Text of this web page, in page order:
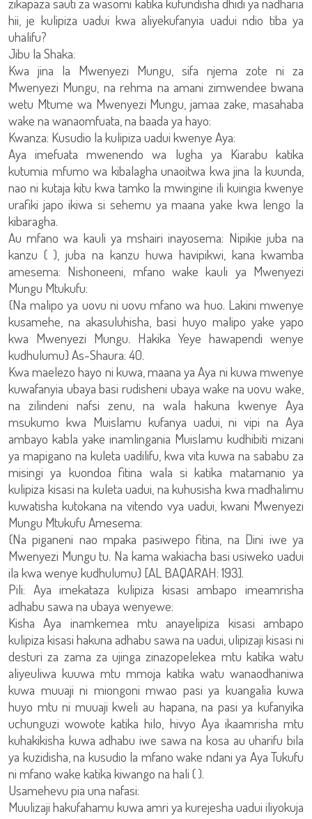
hii, je kulipiza uadui kwa aliyekufanyia uadui ndio tiba ya
uhalifu?
Jibu la Shaka:
Kwa jina la Mwenyezi Mungu, sifa njema zote ni za
Mwenyezi Mungu, na rehma na amani zimwendee bwana
wetu Mtume wa Mwenyezi Mungu, jamaa zake, masahaba
wake na wanaomfuata, na baada ya hayo:
Kwanza: Kusudio la kulipiza uadui kwenye Aya:
Aya imefuata mwenendo wa lugha ya Kiarabu katika
kutumia mfumo wa kibalagha unaoitwa kwa jina la kuunda,
nao ni kutaja kitu kwa tamko la mwingine ili kuingia kwenye
urafiki japo ikiwa si sehemu ya maana yake kwa lengo la
kibaragha.
Au mfano wa kauli ya mshairi inayosema: Nipikie juba na
kanzu ( ), juba na kanzu huwa havipikwi, kana kwamba
amesema: Nishoneeni, mfano wake kauli ya Mwenyezi
Mungu Mtukufu:
{Na malipo ya uovu ni uovu mfano wa huo. Lakini mwenye
kusamehe, na akasuluhisha, basi huyo malipo yake yapo
kwa Mwenyezi Mungu. Hakika Yeye hawapendi wenye
kudhulumu} As-Shaura: 40.
Kwa maelezo hayo ni kuwa, maana ya Aya ni kuwa mwenye
kuwafanyia ubaya basi rudisheni ubaya wake na uovu wake,
na zilindeni nafsi zenu, na wala hakuna kwenye Aya
msukumo kwa Muislamu kufanya uadui, ni vipi na Aya
ambayo kabla yake inamlingania Muislamu kudhibiti mizani
ya mapigano na kuleta uadilifu, kwa vita kuwa na sababu za
misingi ya kuondoa fitina wala si katika matamanio ya
kulipiza kisasi na kuleta uadui, na kuhusisha kwa madhalimu
kuwatisha kutokana na vitendo vya uadui, kwani Mwenyezi
Mungu Mtukufu Amesema:
{Na piganeni nao mpaka pasiwepo fitina, na Dini iwe ya
Mwenyezi Mungu tu. Na kama wakiacha basi usiweko uadui
ila kwa wenye kudhulumu} [AL BAQARAH: 193].
Pili: Aya imekataza kulipiza kisasi ambapo imeamrisha
adhabu sawa na ubaya wenyewe:
Kisha Aya inamkemea mtu anayelipiza kisasi ambapo
kulipiza kisasi hakuna adhabu sawa na uadui, ulipizaji kisasi ni
desturi za zama za ujinga zinazopelekea mtu katika watu
aliyeuliwa kuuwa mtu mmoja katika watu wanaodhaniwa
kuwa muuaji ni miongoni mwao pasi ya kuangalia kuwa
huyo mtu ni muuaji kweli au hapana, na pasi ya kufanyika
uchunguzi wowote katika hilo, hivyo Aya ikaamrisha mtu
kuhakikisha kuwa adhabu iwe sawa na kosa au uharifu bila
ya kuzidisha, na kusudio la mfano wake ndani ya Aya Tukufu
ni mfano wake katika kiwango na hali ( ).
Usamehevu pia una nafasi:
Muulizaji hakufahamu kuwa amri ya kurejesha uadui iliyokuja